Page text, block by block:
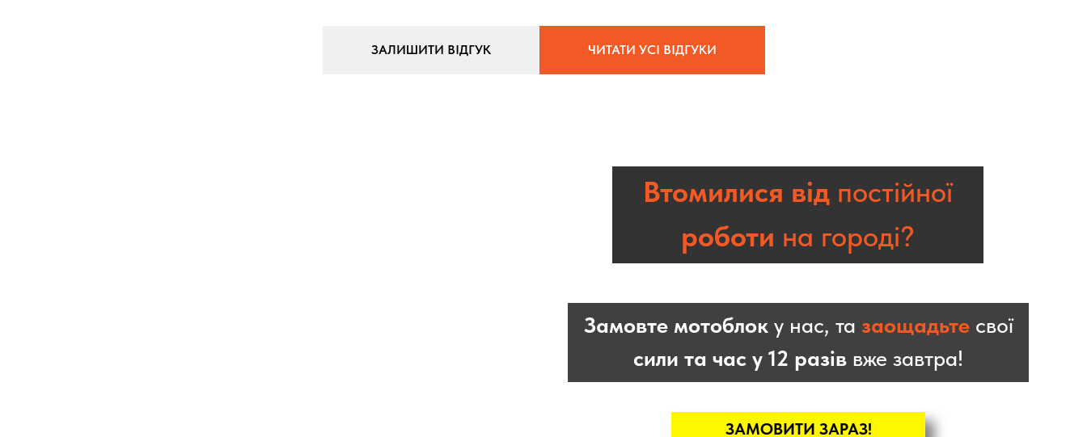
ЗАЛИШИТИ ВІДГУК ЧИТАТИ УСІ ВІДГУКИ
ЗАМОВИТИ ЗАРАЗ!
Замовте мотоблок у нас, та заощадьтесвої
сили та час у 12 разів вже завтра!
Втомилися від постійної
роботи на городі?